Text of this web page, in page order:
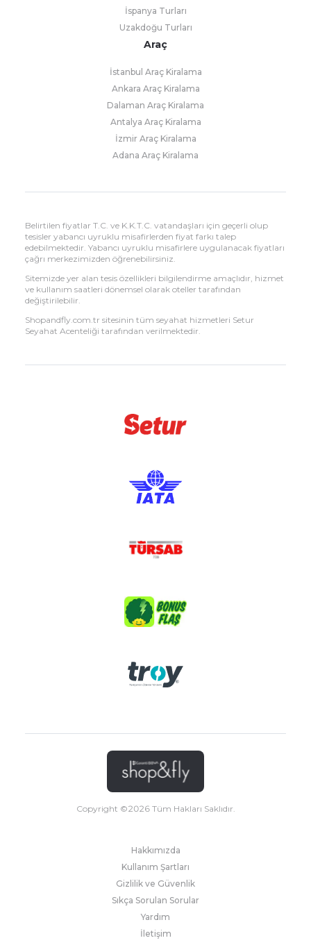
İspanya Turları
Uzakdoğu Turları
Araç
İstanbul Araç Kiralama
Ankara Araç Kiralama
Dalaman Araç Kiralama
Antalya Araç Kiralama
İzmir Araç Kiralama
Adana Araç Kiralama
Belirtilen fiyatlar T.C. ve K.K.T.C. vatandaşları için geçerli olup
tesisler yabancı uyruklu misafirlerden fiyat farkı talep
edebilmektedir. Yabancı uyruklu misafirlere uygulanacak fiyatları
çağrı merkezimizden öğrenebilirsiniz.
Sitemizde yer alan tesis özellikleri bilgilendirme amaçlıdır, hizmet
ve kullanım saatleri dönemsel olarak oteller tarafından
değiştirilebilir.
Shopandfly.com.tr sitesinin tüm seyahat hizmetleri Setur
Seyahat Acenteliği tarafından verilmektedir.
Copyright ©2026Tüm Hakları Saklıdır.
Hakkımızda
Kullanım Şartları
Gizlilik ve Güvenlik
Sıkça Sorulan Sorular
Yardım
İletişim